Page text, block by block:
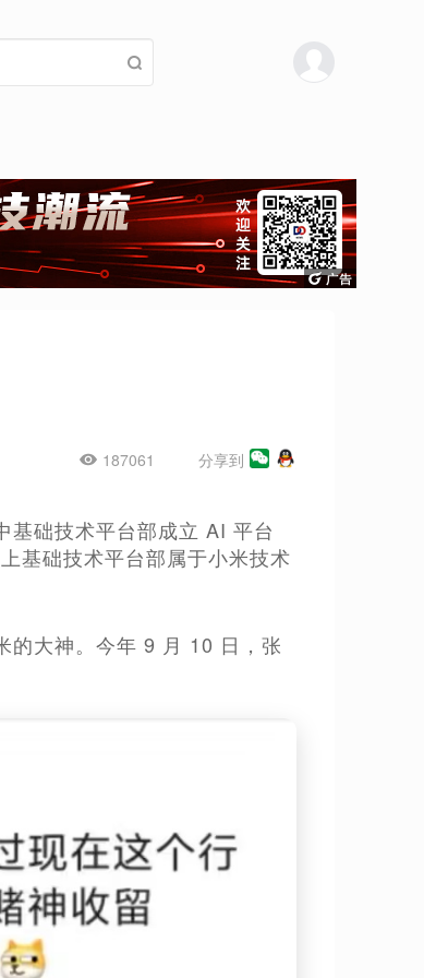
187061 分享到
基础技术平台部成立 AI 平台
基础技术平台部属于小米技术
的大神。今年 9 月 10 日，张